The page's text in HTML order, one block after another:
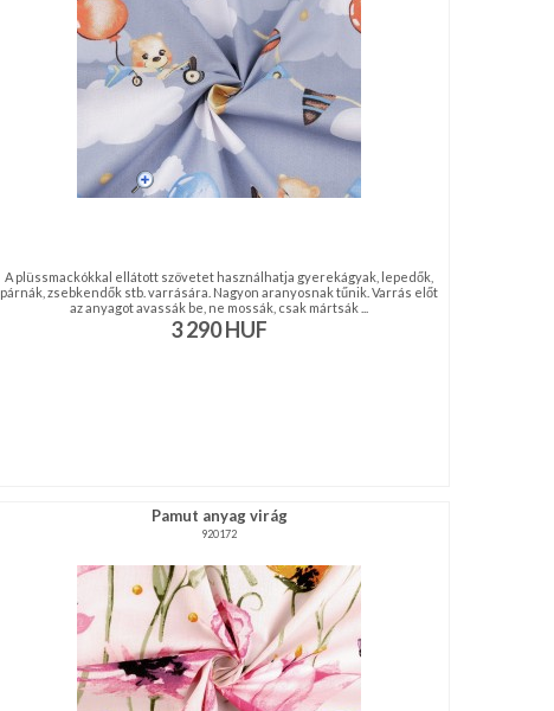
A plüssmackókkal ellátott szövetet használhatja gyerekágyak, lepedők,
párnák, zsebkendők stb. varrására. Nagyon aranyosnak tűnik. Varrás előt
az anyagot avassák be, ne mossák, csak mártsák ...
3 290HUF
Pamut anyag virág
920172